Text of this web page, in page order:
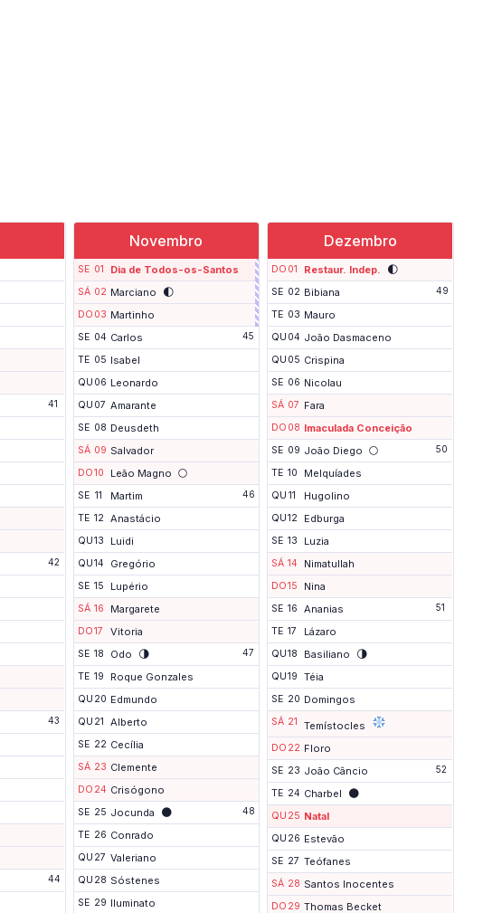
41
42
43
44
Novembro
SE 01 Dia de Todos-os-Santos
F
i
m
d
e
e
a
p
o
n
g
a
SÁ 02 Marciano 🌓
DO 03 Martinho
SE 04 Carlos 45
TE 05 Isabel
QU 06 Leonardo
QU 07 Amarante
SE 08 Deusdeth
SÁ 09 Salvador
DO10 Leão Magno 🌕
SE 11 Martim 46
TE 12 Anastácio
QU13 Luidi
QU14 Gregório
SE 15 Lupério
SÁ 16 Margarete
DO17 Vitoria
SE 18 Odo 🌗 47
TE 19 Roque Gonzales
QU 20 Edmundo
QU 21 Alberto
SE 22 Cecília
SÁ 23 Clemente
DO 24 Crisógono
SE 25 Jocunda 🌑 48
TE 26 Conrado
QU 27 Valeriano
QU 28 Sóstenes
SE 29 Iluminato
Dezembro
DO 01 Restaur. Indep. 🌓
SE 02 Bibiana 49
TE 03 Mauro
QU 04 João Dasmaceno
QU 05 Crispina
SE 06 Nicolau
SÁ 07 Fara
DO 08 Imaculada Conceição
SE 09 João Diego 🌕 50
TE 10 Melquíades
QU 11 Hugolino
QU12 Edburga
SE 13 Luzia
SÁ 14 Nimatullah
DO15 Nina
SE 16 Ananias 51
TE 17 Lázaro
QU18 Basiliano 🌗
QU19 Téia
SE 20 Domingos
SÁ 21 Temístocles
DO 22 Floro
SE 23 João Câncio 52
TE 24 Charbel 🌑
QU 25 Natal
QU 26 Estevão
SE 27 Teófanes
SÁ 28 Santos Inocentes
DO 29 Thomas Becket